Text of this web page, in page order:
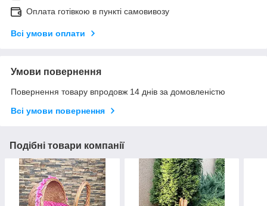
Оплата готівкою в пункті самовивозу
Всі умови оплати
Умови повернення
Повернення товару впродовж 14 днів за домовленістю
Всі умови повернення
Подібні товари компанії